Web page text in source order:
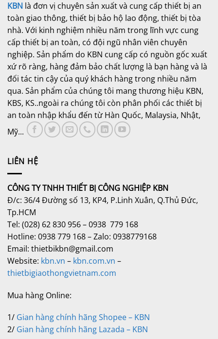
KBN là đơn vị chuyên sản xuất và cung cấp thiết bị an
toàn giao thông, thiết bị bảo hộ lao động, thiết bị tòa
nhà. Với kinh nghiệm nhiều năm trong lĩnh vực cung
cấp thiết bị an toàn, có đội ngũ nhân viên chuyên
nghiệp. Sản phẩm do KBN cung cấp có nguồn gốc xuất
xứ rõ ràng, hàng đảm bảo chất lượng là bạn hàng và là
đối tác tin cậy của quý khách hàng trong nhiều năm
qua. Sản phẩm của chúng tôi mang thương hiệu KBN,
KBS, KS..ngoài ra chúng tôi còn phân phối các thiết bị
an toàn nhập khẩu đến từ Hàn Quốc, Malaysia, Nhật,
Mỹ...
LIÊN HỆ
CÔNG TY TNHH THIẾT BỊ CÔNG NGHIỆP KBN
Đ/c: 36/4 Đường số 13, KP4, P.Linh Xuân, Q.Thủ Đức,
Tp.HCM
Tel: (028) 62 830 956 – 0938 779 168
Hotline: 0938 779 168 – Zalo: 0938779168
Email: thietbikbn@gmail.com
Website: kbn.vn – kbn.com.vn –
thietbigiaothongvietnam.com
Mua hàng Online:
1/ Gian hàng chính hãng Shopee – KBN
2/ Gian hàng chính hãng Lazada – KBN